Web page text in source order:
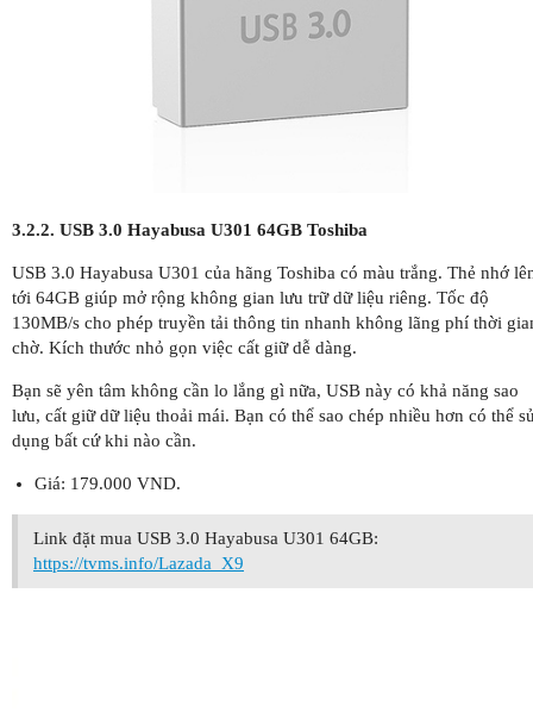
3.2.2. USB 3.0 Hayabusa U301 64GB Toshiba
USB 3.0 Hayabusa U301 của hãng Toshiba có màu trắng. Thẻ nhớ
tới 64GB giúp mở rộng không gian lưu trữ dữ liệu riêng. Tốc độ
130MB/s cho phép truyền tải thông tin nhanh không lãng phí thời
chờ. Kích thước nhỏ gọn việc cất giữ dễ dàng.
Bạn sẽ yên tâm không cần lo lắng gì nữa, USB này có khả năng sao
lưu, cất giữ dữ liệu thoải mái. Bạn có thể sao chép nhiều hơn có thể
dụng bất cứ khi nào cần.
Giá: 179.000 VND.
Link đặt mua USB 3.0 Hayabusa U301 64GB:
https://tvms.info/Lazada_X9